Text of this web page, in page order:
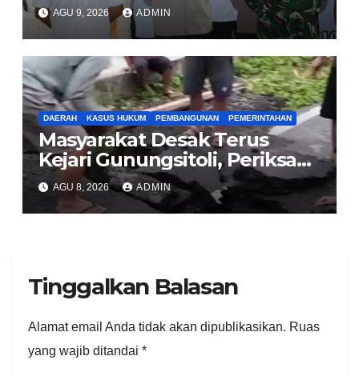
Pilar
AGU 9, 2026 ADMIN
DAERAH KASUS HUKUM PEMBANGUNAN PEMERINTAHAN
Masyarakat Desak Terus
Kejari Gunungsitoli, Periksa
dan Usut Tuntas Dugaan
Korupsi Proyek Jalan
Sirombu-Afulu (MYC) Senilai
AGU 8, 2026 ADMIN
Tinggalkan Balasan
Alamat email Anda tidak akan dipublikasikan. Ruas
yang wajib ditandai *